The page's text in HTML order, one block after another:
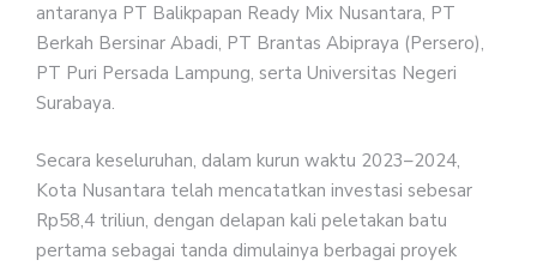
antaranya PT Balikpapan Ready Mix Nusantara, PT
Berkah Bersinar Abadi, PT Brantas Abipraya (Persero),
PT Puri Persada Lampung, serta Universitas Negeri
Surabaya.
Secara keseluruhan, dalam kurun waktu 2023–2024,
Kota Nusantara telah mencatatkan investasi sebesar
Rp58,4 triliun, dengan delapan kali peletakan batu
pertama sebagai tanda dimulainya berbagai proyek